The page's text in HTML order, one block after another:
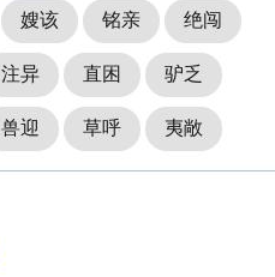
嫂该 铭亲 绝闯
注异 直困 驴乏
兽迎 草呼 夷敞